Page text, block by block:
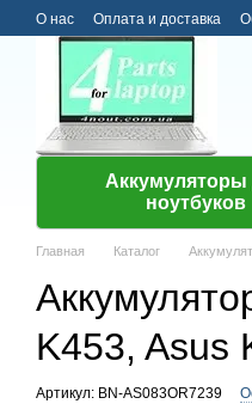
Перейти к основному
О нас Оплата и доставка
Аккумуляторы
ноутбуков
Главная Каталог
K453, Asus
Артикул: BN-AS083OR7239